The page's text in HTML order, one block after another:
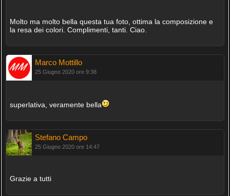
Molto ma molto bella questa tua foto, ottima la composizione e
la resa dei colori. Complimenti, tanti. Ciao.
Marco Mottillo
25 Giugno 2020 ore 9:38
superlativa, veramente bella
Stefano Campo
25 Giugno 2020 ore 14:47
Grazie a tutti